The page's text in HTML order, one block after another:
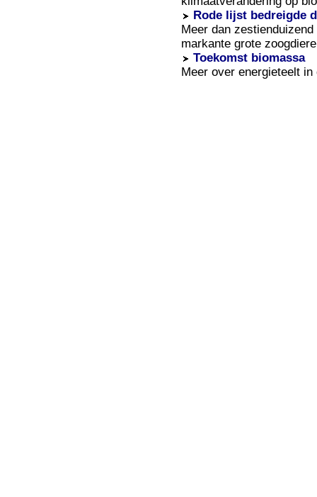
Rode lijst bedreigde
Meer dan
markante grote
Toekomst biomassa
Meer over energieteelt